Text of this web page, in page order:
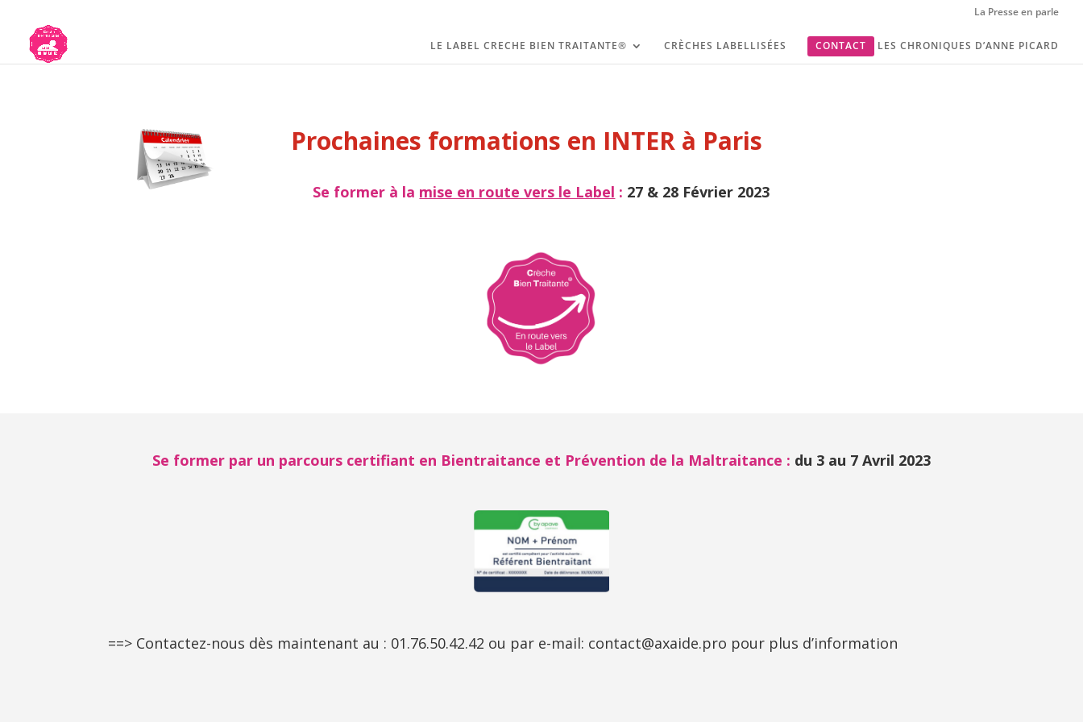
La Presse en parle
LE LABEL CRECHE BIEN TRAITANTE® CRÈCHES LABELLISÉES CONTACT LES CHRONIQUES D’ANNE PICARD
Prochaines formations en INTER à Paris
Se former à la mise en route vers le Label : 27 & 28 Février 2023
Se former par un parcours certifiant en Bientraitance et Prévention de la Maltraitance : du 3 au 7 Avril 2023
==> Contactez-nous dès maintenant au : 01.76.50.42.42 ou par e-mail: contact@axaide.pro pour plus d’information